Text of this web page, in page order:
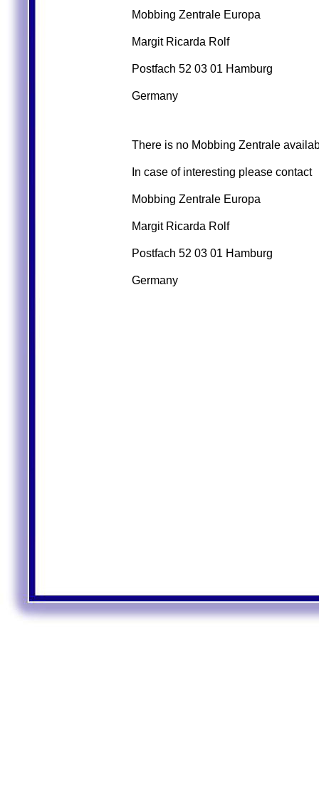
Mobbing Zentrale Europa
Margit Ricarda Rolf
Postfach 52 03 01 Hamburg
Germany
There is no Mobbing Zentrale
In case of interesting please contact
Mobbing Zentrale Europa
Margit Ricarda Rolf
Postfach 52 03 01 Hamburg
Germany